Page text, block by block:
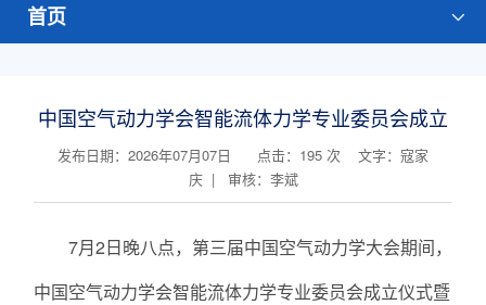
首页
中国空气动力学会智能流体力学专业委员会成立
发布日期：2026年07月07日 点击： 195 次 文字：寇家
庆 | 审核：李斌
7月2日晚八点，第三届中国空气动力学大会期间，
中国空气动力学会智能流体力学专业委员会成立仪式暨